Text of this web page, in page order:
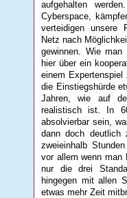
aufgehalten
Cyberspace,
verteidigen unsere
Netz nach
gewinnen. Wie
hier über ein
einem
die Einstiegshürde
Jahren, wie auf
realistisch ist. In
absolvierbar sein,
dann doch deutlich
zweieinhalb
vor allem wenn man
nur die drei
hingegen mit allen
etwas mehr Zeit